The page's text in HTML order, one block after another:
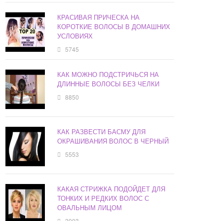
КРАСИВАЯ ПРИЧЕСКА НА
КОРОТКИЕ ВОЛОСЫ В ДОМАШНИХ
УСЛОВИЯХ
5745
КАК МОЖНО ПОДСТРИЧЬСЯ НА
ДЛИННЫЕ ВОЛОСЫ БЕЗ ЧЕЛКИ
8850
КАК РАЗВЕСТИ БАСМУ ДЛЯ
ОКРАШИВАНИЯ ВОЛОС В ЧЕРНЫЙ
5553
КАКАЯ СТРИЖКА ПОДОЙДЕТ ДЛЯ
ТОНКИХ И РЕДКИХ ВОЛОС С
ОВАЛЬНЫМ ЛИЦОМ